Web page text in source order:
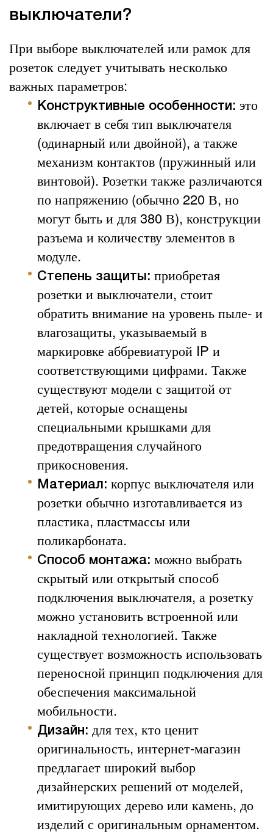
выключатели?
При выборе выключателей или рамок для
розеток следует учитывать несколько
важных параметров:
Конструктивные особенности: это
включает в себя тип выключателя
(одинарный или двойной), а также
механизм контактов (пружинный или
винтовой). Розетки также различаются
по напряжению (обычно 220 В, но
могут быть и для 380 В), конструкции
разъема и количеству элементов в
модуле.
Степень защиты: приобретая
розетки и выключатели, стоит
обратить внимание на уровень пыле- и
влагозащиты, указываемый в
маркировке аббревиатурой IP и
соответствующими цифрами. Также
существуют модели с защитой от
детей, которые оснащены
специальными крышками для
предотвращения случайного
прикосновения.
Материал:корпус выключателя или
розетки обычно изготавливается из
пластика, пластмассы или
поликарбоната.
Способ монтажа:можно выбрать
скрытый или открытый способ
подключения выключателя, а розетку
можно установить встроенной или
накладной технологией. Также
существует возможность использовать
переносной принцип подключения для
обеспечения максимальной
мобильности.
Дизайн:для тех, кто ценит
оригинальность, интернет-магазин
предлагает широкий выбор
дизайнерских решений от моделей,
имитирующих дерево или камень, до
изделий с оригинальным орнаментом.